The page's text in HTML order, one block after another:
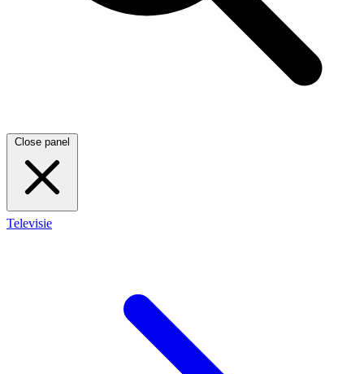
Close panel
Televisie